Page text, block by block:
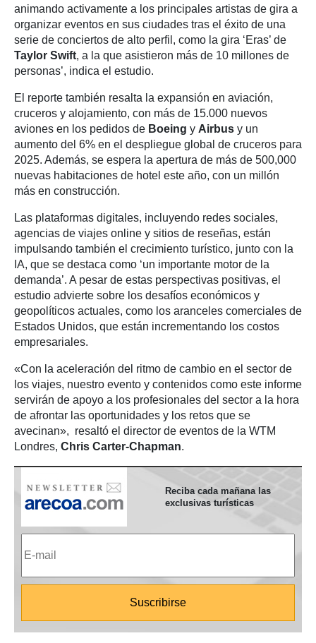
animando activamente a los principales artistas de gira a
organizar eventos en sus ciudades tras el éxito de una
serie de conciertos de alto perfil, como la gira ‘Eras’ de
Taylor Swift, a la que asistieron más de 10 millones de
personas’, indica el estudio.
El reporte también resalta la expansión en aviación,
cruceros y alojamiento, con más de 15.000 nuevos
aviones en los pedidos de Boeing y Airbus y un
aumento del 6% en el despliegue global de cruceros para
2025. Además, se espera la apertura de más de 500,000
nuevas habitaciones de hotel este año, con un millón
más en construcción.
Las plataformas digitales, incluyendo redes sociales,
agencias de viajes online y sitios de reseñas, están
impulsando también el crecimiento turístico, junto con la
IA, que se destaca como ‘un importante motor de la
demanda’. A pesar de estas perspectivas positivas, el
estudio advierte sobre los desafíos económicos y
geopolíticos actuales, como los aranceles comerciales de
Estados Unidos, que están incrementando los costos
empresariales.
«Con la aceleración del ritmo de cambio en el sector de
los viajes, nuestro evento y contenidos como este informe
servirán de apoyo a los profesionales del sector a la hora
de afrontar las oportunidades y los retos que se
avecinan», resaltó el director de eventos de la WTM
Londres, Chris Carter-Chapman.
Reciba cada mañana las
exclusivas turísticas